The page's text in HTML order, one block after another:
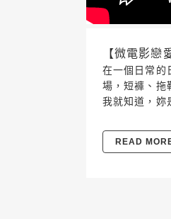
【微電影
在一個日常的
場，短褲、拖
我就知道，妳
READ